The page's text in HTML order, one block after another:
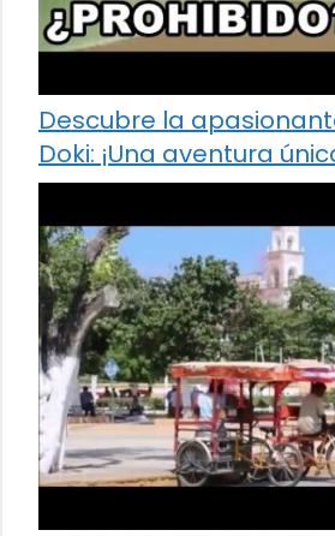
Descubre la
Doki: ¡Una aventura